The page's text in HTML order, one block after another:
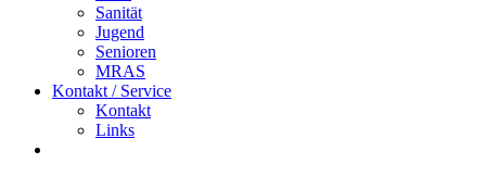
Sanität
Jugend
Senioren
MRAS
Kontakt / Service
Kontakt
Links